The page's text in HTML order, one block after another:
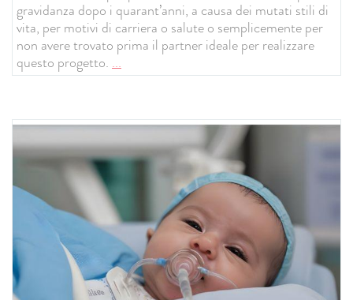
gravidanza dopo i quarant’anni, a causa dei mutati stili di
vita, per motivi di carriera o salute o semplicemente per
non avere trovato prima il partner ideale per realizzare
questo progetto....